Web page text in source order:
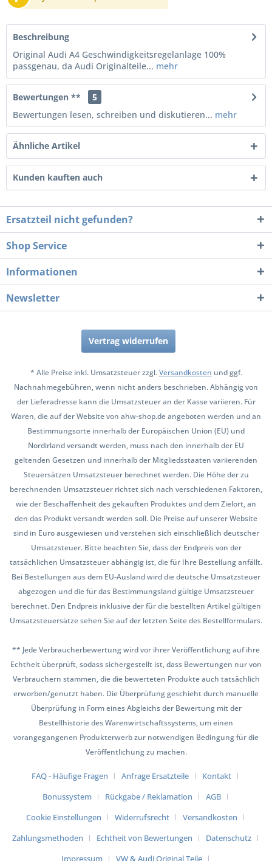
Beschreibung
Original Audi A4 Geschwindigkeitsregelanlage 100%
passgenau, da Audi Originalteile... mehr
Bewertungen **
5
Bewertungen lesen, schreiben und diskutieren... mehr
Ähnliche Artikel
Kunden kauften auch
Ersatzteil nicht gefunden?
Shop Service
Informationen
Newsletter
Vertrag widerrufen
* Alle Preise inkl. Umsatzsteuer zzgl.Versandkosten und ggf.
Nachnahmegebühren, wenn nicht anders beschrieben. Abhängig von
der Lieferadresse kann die Umsatzsteuer an der Kasse variieren. Für
Waren, die auf der Website von ahw-shop.de angeboten werden und an
Bestimmungsorte innerhalb der Europäischen Union (EU) und
Nordirland versandt werden, muss nach den innerhalb der EU
geltenden Gesetzen und innerhalb der Mitgliedsstaaten variierenden
Steuersätzen Umsatzsteuer berechnet werden. Die Höhe der zu
berechnenden Umsatzsteuer richtet sich nach verschiedenen Faktoren,
wie der Beschaffenheit des gekauften Produktes und dem Zielort, an
den das Produkt versandt werden soll. Die Preise auf unserer Website
sind in Euro ausgewiesen und verstehen sich einschließlich deutscher
Umsatzsteuer. Bitte beachten Sie, dass der Endpreis von der
tatsächlichen Umsatzsteuer abhängig ist, die für Ihre Bestellung anfällt.
Bei Bestellungen aus dem EU-Ausland wird die deutsche Umsatzsteuer
abgezogen und die für das Bestimmungsland gültige Umsatzsteuer
berechnet. Den Endpreis inklusive der für die bestellten Artikel gültigen
Umsatzsteuersätze sehen Sie auf der letzten Seite des Bestellformulars.
** Jede Verbraucherbewertung wird vor ihrer Veröffentlichung auf ihre
Echtheit überprüft, sodass sichergestellt ist, dass Bewertungen nur von
Verbrauchern stammen, die die bewerteten Produkte auch tatsächlich
erworben/genutzt haben. Die Überprüfung geschieht durch manuelle
Überprüfung in Form eines Abgleichs der Bewertung mit der
Bestellhistorie des Warenwirtschaftssystems, um einen
vorangegangenen Produkterwerb zur notwendigen Bedingung für die
Veröffentlichung zu machen.
FAQ - Häufige Fragen Anfrage Ersatzteile
Kontakt
Bonussystem
Rückgabe / Reklamation
AGB
Cookie Einstellungen
Widerrufsrecht
Versandkosten
Zahlungsmethoden
Echtheit von Bewertungen
Datenschutz
Impressum
VW & Audi Original Teile